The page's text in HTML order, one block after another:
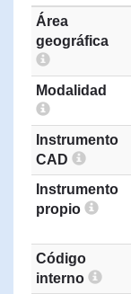
Área
geográfica
Modalidad
Instrumento
CAD
Instrumento
propio
Código
interno